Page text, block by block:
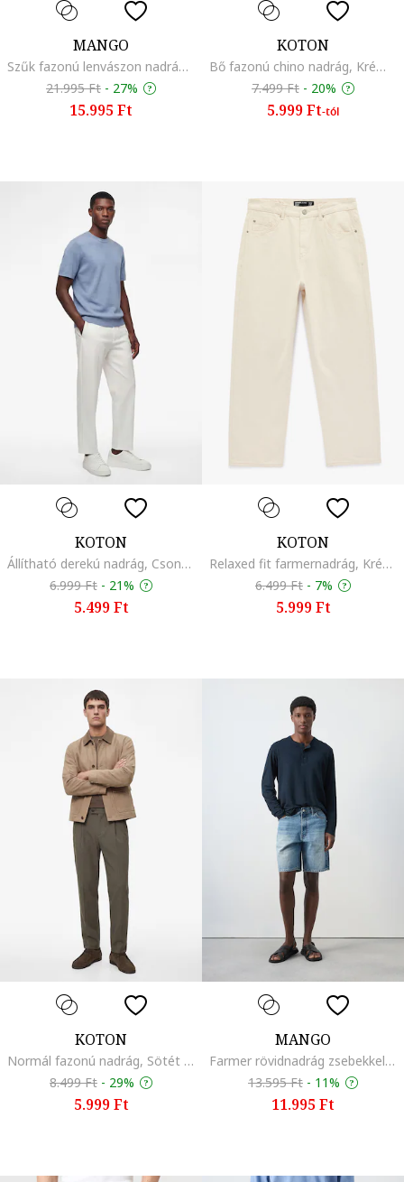
MANGO
Szűk fazonú lenvászon nadrág, Szürke
21.995 Ft - 27%
15.995 Ft
KOTON
Bő fazonú chino nadrág, Krémszín
7.499 Ft - 20%
5.999 Ft-tól
KOTON
Állítható derekú nadrág, Csontszín
6.999 Ft - 21%
5.499 Ft
KOTON
Relaxed fit farmernadrág, Krémszín
6.499 Ft - 7%
5.999 Ft
KOTON
Normál fazonú nadrág, Sötét khaki
8.499 Ft - 29%
5.999 Ft
MANGO
Farmer rövidnadrág zsebekkel, Melange világoskék
13.595 Ft - 11%
11.995 Ft